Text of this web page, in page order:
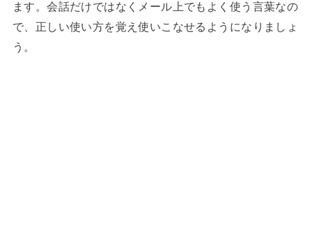
ます。会話だけではなくメール上でもよく使う言葉なの
で、正しい使い方を覚え使いこなせるようになりましょ
う。